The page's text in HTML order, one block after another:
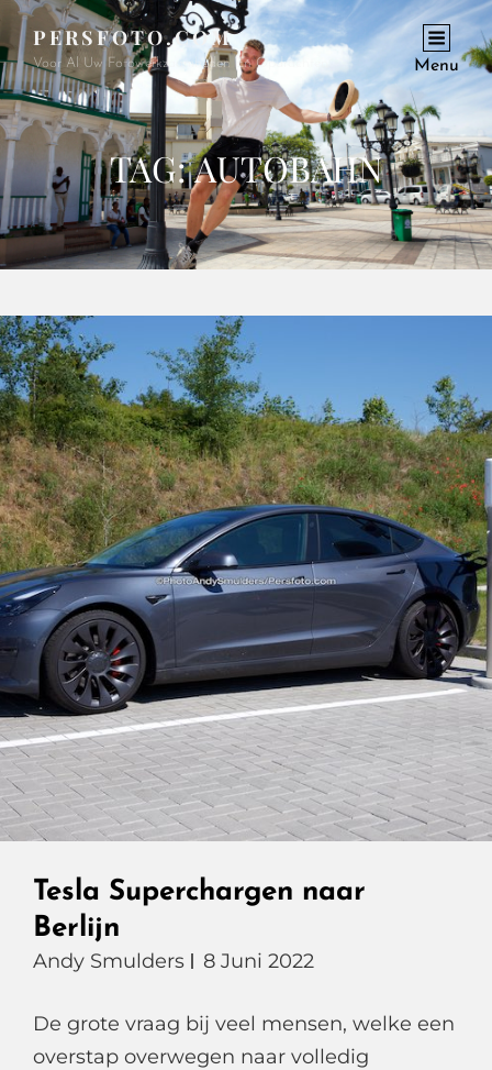
PERSFOTO.COM
Voor Al Uw Fotowerkzaamheden En Opdrachten Menu
TAG:AUTOBAHN
Tesla Superchargen naar
Berlijn
Andy Smulders 8 Juni 2022
De grote vraag bij veel mensen, welke een
overstap overwegen naar volledig